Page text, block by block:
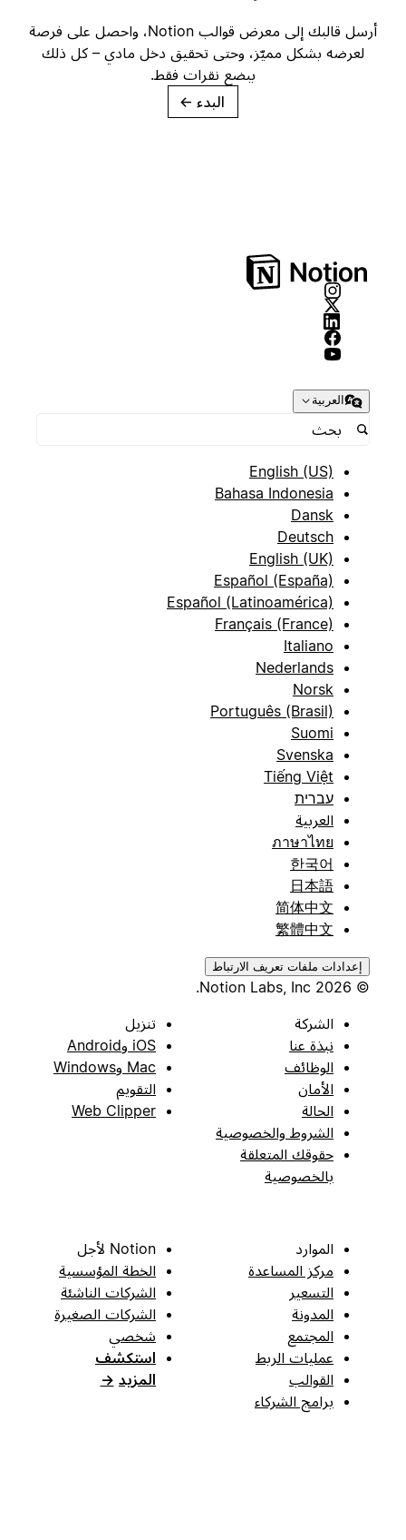
أرسل قالبك إلى معرض قوالب Notion، واحصل على فرصة
لعرضه بشكل مميّز، وحتى تحقيق دخل مادي – كل ذلك
ببضع نقرات فقط.
→
العربية
English (US)
Bahasa Indonesia
Dansk
Deutsch
English (UK)
Español (España)
Español (Latinoamérica)
Français (France)
Italiano
Nederlands
Norsk
Português (Brasil)
Suomi
Svenska
Tiếng Việt
עברית
العربية
ภาษาไทย
한국어
日本語
简体中文
繁體中文
إعدادات ملفات تعريف الارتباط
الشركة
نبذة عنا
الوظائف
الأمان
الحالة
الشروط والخصوصية
حقوقك المتعلقة
بالخصوصية
تنزيل
iOS وAndroid
Mac وWindows
التقويم
Web Clipper
الموارد
مركز المساعدة
التسعير
المدونة
المجتمع
عمليات الربط
القوالب
برامج الشركاء
Notion لأجل
الخطة المؤسسية
الشركات الناشئة
الشركات الصغيرة
شخصي
استكشف
المزيد →